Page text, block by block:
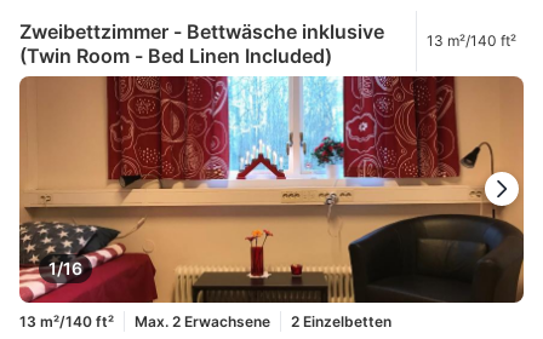
Zweibettzimmer - Bettwäsche inklusive
(Twin Room - Bed Linen Included)
13 m²/140 ft²
1/16
13 m²/140 ft² Max. 2 Erwachsene 2 Einzelbetten